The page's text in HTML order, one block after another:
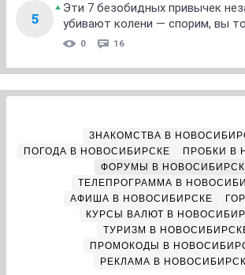
5
Эти 7 безобидных привычек
убивают колени — спорим, вы
0 16
ЗНАКОМСТВА В
ПОГОДА В НОВОСИБИРСКЕ
ПРОБКИ В
ФОРУМЫ В
ТЕЛЕПРОГРАММА В
АФИША В НОВОСИБИРСКЕ
КУРСЫ ВАЛЮТ В
ТУРИЗМ В
ПРОМОКОДЫ В
РЕКЛАМА В